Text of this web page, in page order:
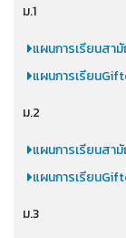
ม.1
แผนการเรียนสา
แผนการเรียน
ม.2
แผนการเรียนสา
แผนการเรียน
ม.3